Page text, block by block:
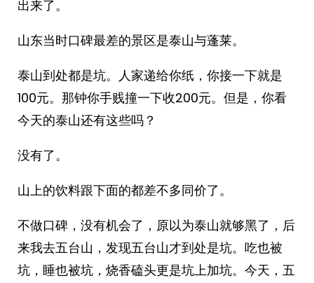
出来了。
山东当时口碑最差的景区是泰山与蓬莱。
泰山到处都是坑。人家递给你纸，你接一下就是
100元。那钟你手贱撞一下收200元。但是，你看
今天的泰山还有这些吗？
没有了。
山上的饮料跟下面的都差不多同价了。
不做口碑，没有机会了，原以为泰山就够黑了，后
来我去五台山，发现五台山才到处是坑。吃也被
坑，睡也被坑，烧香磕头更是坑上加坑。今天，五